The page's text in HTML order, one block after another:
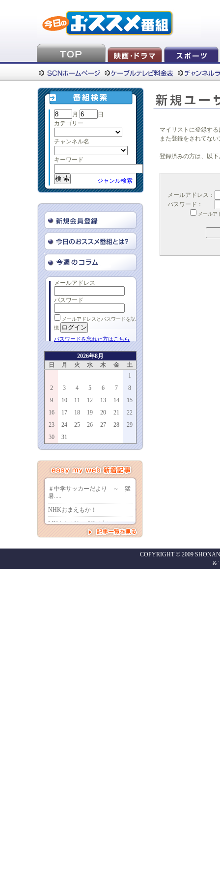
月
日
カテゴリー
チャンネル名
キーワード
ジャンル検索
メールアドレス
パスワード
メールアドレスとパスワードを記
憶
パスワードを忘れた方はこちら
2026年8月
日
月 火 水 木 金
土
1
2
3 4 5 6 7
8
9
10 11 12 13 14
15
16
17 18 19 20 21
22
23
24 25 26 27 28
29
30
31
マイリストに登録す
また登録をされてな
登録済みの方は、以
メールアドレス：
パスワード：
メールア
COPYRIGHT © 2009
&